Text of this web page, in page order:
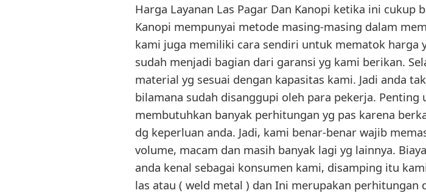
Harga Layanan Las Pagar Dan Kanopi ketika ini cukup
Kanopi mempunyai metode masing-masing dalam
kami juga memiliki cara sendiri untuk mematok harga
sudah menjadi bagian dari garansi yg kami berikan.
material yg sesuai dengan kapasitas kami. Jadi anda
bilamana sudah disanggupi oleh para pekerja.
membutuhkan banyak perhitungan yg pas karena
dg keperluan anda. Jadi, kami benar-benar wajib
volume, macam dan masih banyak lagi yg lainnya.
anda kenal sebagai konsumen kami, disamping itu
las atau ( weld metal ) dan Ini merupakan perhitungan